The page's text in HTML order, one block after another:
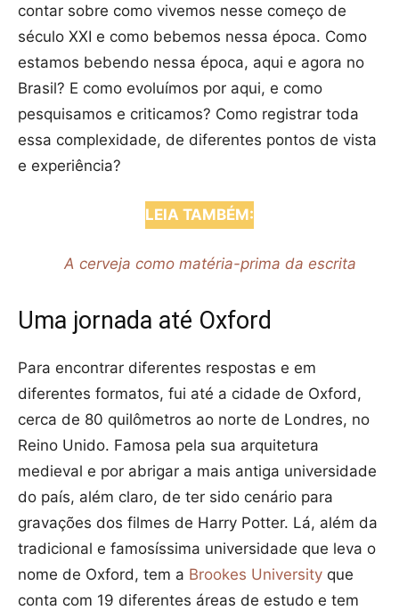
contar sobre como vivemos nesse começo de
século XXI e como bebemos nessa época. Como
estamos bebendo nessa época, aqui e agora no
Brasil? E como evoluímos por aqui, e como
pesquisamos e criticamos? Como registrar toda
essa complexidade, de diferentes pontos de vista
e experiência?
LEIA TAMBÉM:
A cerveja como matéria-prima da escrita
Uma jornada até Oxford
Para encontrar diferentes respostas e em
diferentes formatos, fui até a cidade de Oxford,
cerca de 80 quilômetros ao norte de Londres, no
Reino Unido. Famosa pela sua arquitetura
medieval e por abrigar a mais antiga universidade
do país, além claro, de ter sido cenário para
gravações dos filmes de Harry Potter. Lá, além da
tradicional e famosíssima universidade que leva o
nome de Oxford, tem a Brookes University que
conta com 19 diferentes áreas de estudo e tem